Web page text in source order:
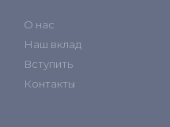
О нас
Наш вклад
Вступить
Контакты